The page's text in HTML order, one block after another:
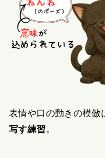
表情や口の動きの模倣
写す練習。